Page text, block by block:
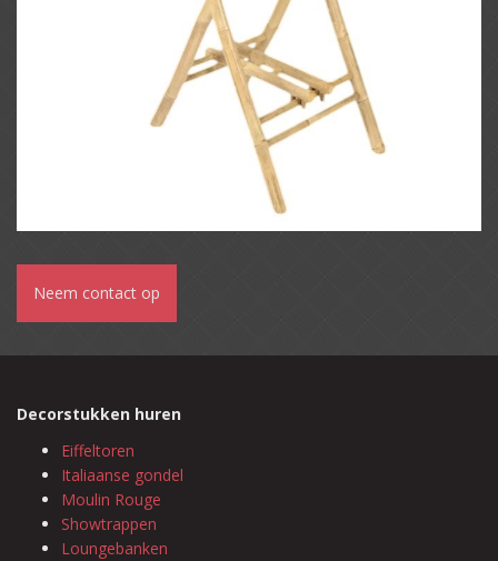
Neem contact op
Decorstukken huren
Eiffeltoren
Italiaanse gondel
Moulin Rouge
Showtrappen
Loungebanken